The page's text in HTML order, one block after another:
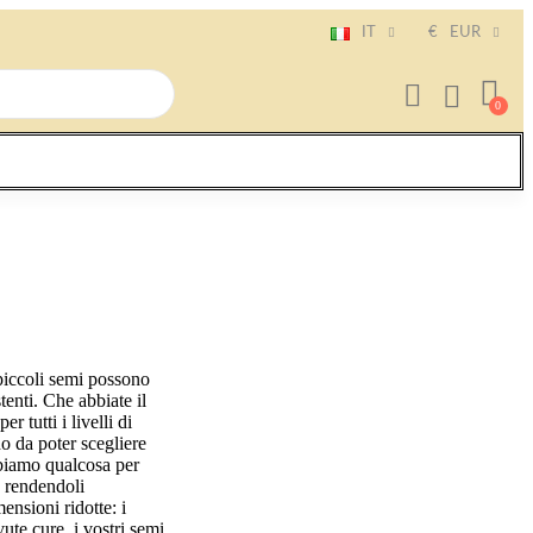
€ EUR
semi possono
Che abbiate il
tutti i livelli di
da poter scegliere
qualcosa per
ridotte: i
cure, i vostri semi